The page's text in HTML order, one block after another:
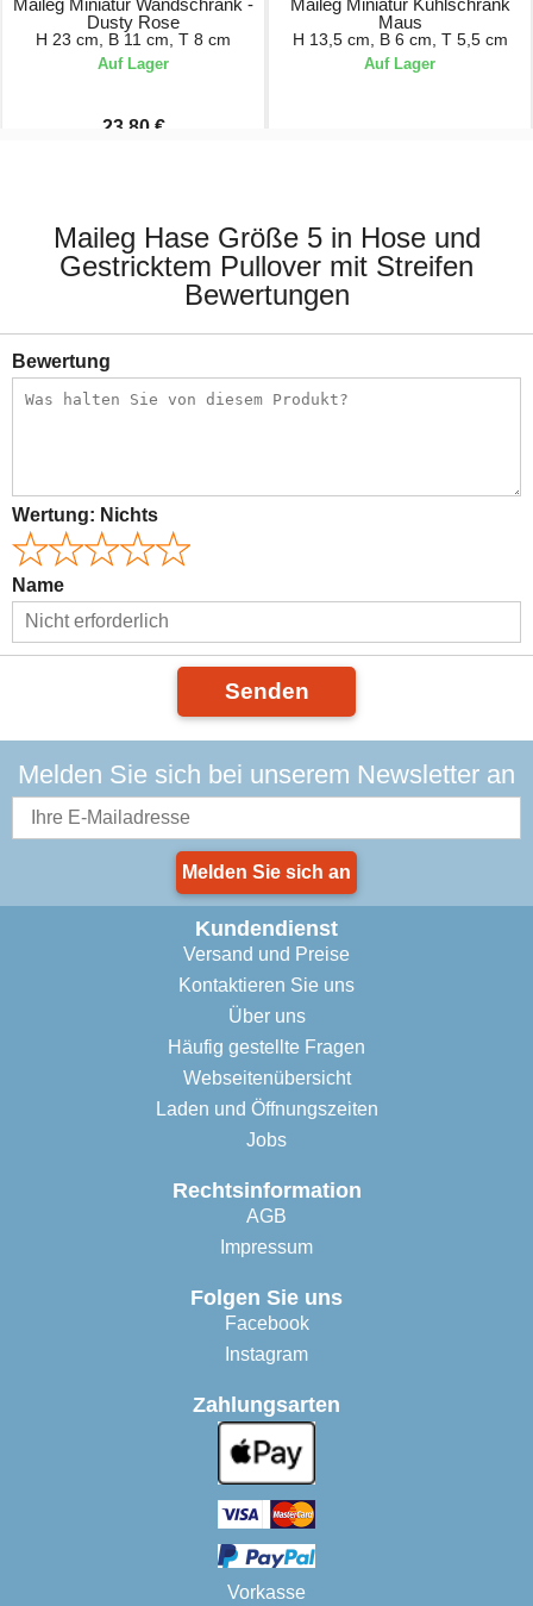
Maileg Miniatur Wandschrank -
Dusty Rose
H 23 cm, B 11 cm, T 8 cm
Auf Lager
23,80 €
Maileg Miniatur Kühlschrank
Maus
H 13,5 cm, B 6 cm, T 5,5 cm
Auf Lager
Maileg Hase Größe 5 in Hose und
Gestricktem Pullover mit Streifen
Bewertungen
Bewertung
Wertung: Nichts
Name
Senden
Melden Sie sich bei unserem Newsletter an
Melden Sie sich an
Kundendienst
Versand und Preise
Kontaktieren Sie uns
Über uns
Häufig gestellte Fragen
Webseitenübersicht
Laden und Öffnungszeiten
Jobs
Rechtsinformation
AGB
Impressum
Folgen Sie uns
Facebook
Instagram
Zahlungsarten
Vorkasse